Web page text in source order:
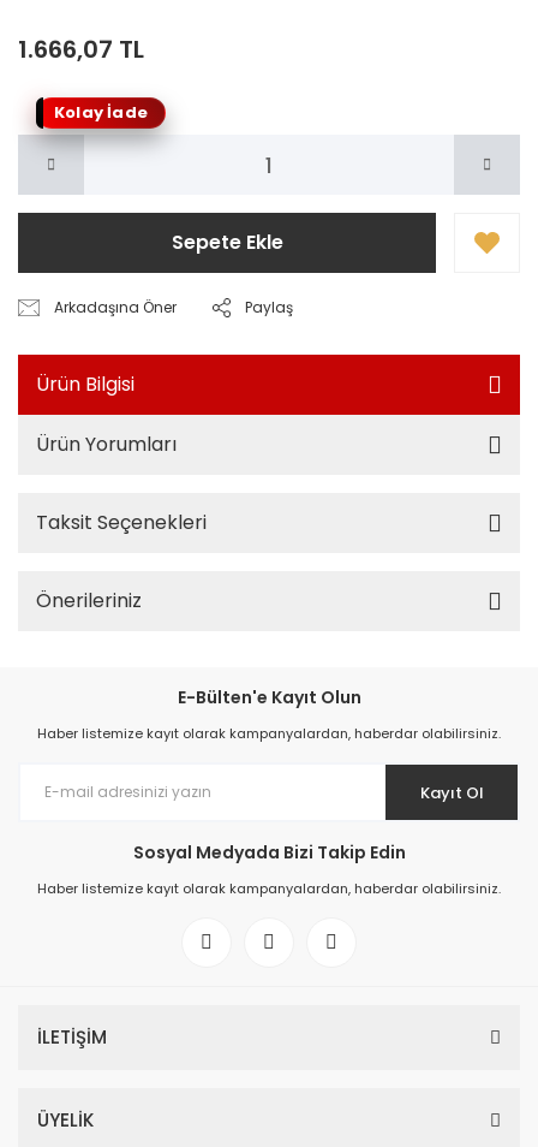
1.666,07 TL
Kolay İade
Sepete Ekle
Arkadaşına Öner Paylaş
Ürün Bilgisi
Ürün Yorumları
Taksit Seçenekleri
Önerileriniz
E-Bülten'e Kayıt Olun
Haber listemize kayıt olarak kampanyalardan, haberdar olabilirsiniz.
Kayıt Ol
Sosyal Medyada Bizi Takip Edin
Haber listemize kayıt olarak kampanyalardan, haberdar olabilirsiniz.
İLETİŞİM
ÜYELİK